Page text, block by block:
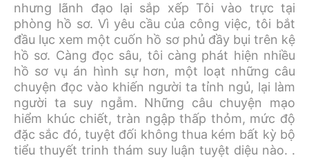
nhưng lãnh đạo lại sắp xếp Tôi vào trực tại
phòng hồ sơ. Vì yêu cầu của công việc, tôi bắt
đầu lục xem một cuốn hồ sơ phủ đầy bụi trên kệ
hồ sơ. Càng đọc sâu, tôi càng phát hiện nhiều
hồ sơ vụ án hình sự hơn, một loạt những câu
chuyện đọc vào khiến người ta tỉnh ngủ, lại làm
người ta suy ngẫm. Những câu chuyện mạo
hiểm khúc chiết, tràn ngập thấp thỏm, mức độ
đặc sắc đó, tuyệt đối không thua kém bất kỳ bộ
tiểu thuyết trinh thám suy luận tuyệt diệu nào. .